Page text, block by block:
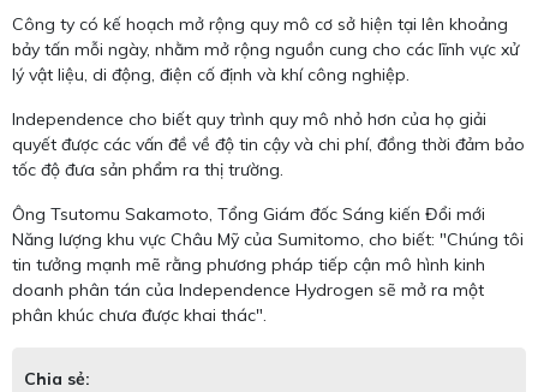
Công ty có kế hoạch mở rộng quy mô cơ sở hiện tại lên khoảng
bảy tấn mỗi ngày, nhằm mở rộng nguồn cung cho các lĩnh vực xử
lý vật liệu, di động, điện cố định và khí công nghiệp.
Independence cho biết quy trình quy mô nhỏ hơn của họ giải
quyết được các vấn đề về độ tin cậy và chi phí, đồng thời đảm bảo
tốc độ đưa sản phẩm ra thị trường.
Ông Tsutomu Sakamoto, Tổng Giám đốc Sáng kiến Đổi mới
Năng lượng khu vực Châu Mỹ của Sumitomo, cho biết: "Chúng tôi
tin tưởng mạnh mẽ rằng phương pháp tiếp cận mô hình kinh
doanh phân tán của Independence Hydrogen sẽ mở ra một
phân khúc chưa được khai thác".
Chia sẻ: